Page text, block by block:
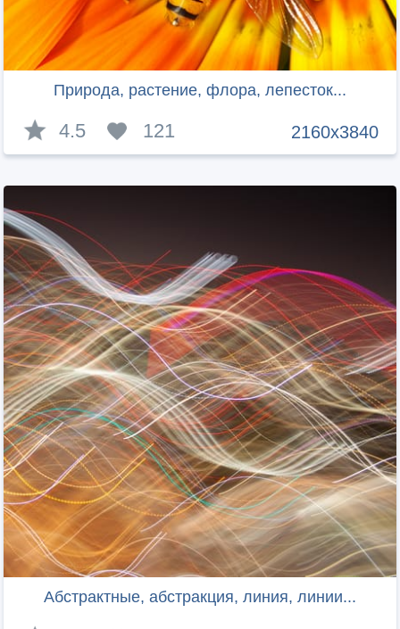
Природа, растение, флора, лепесток...
2160x3840
4.5 121
Абстрактные, абстракция, линия, линии...